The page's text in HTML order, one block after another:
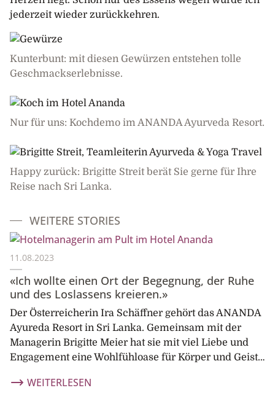
jederzeit wieder zurückkehren.
Kunterbunt: mit diesen Gewürzen entstehen tolle
Geschmackserlebnisse.
Nur für uns: Kochdemo im ANANDA Ayurveda Resort.
Happy zurück: Brigitte Streit berät Sie gerne für Ihre
Reise nach Sri Lanka.
WEITERE STORIES
11.08.2023
«Ich wollte einen Ort der Begegnung, der Ruhe
und des Loslassens kreieren.»
Der Österreicherin Ira Schäffner gehört das ANANDA
Ayureda Resort in Sri Lanka. Gemeinsam mit der
Managerin Brigitte Meier hat sie mit viel Liebe und
Engagement eine Wohlfühloase für Körper und Geist…
WEITERLESEN